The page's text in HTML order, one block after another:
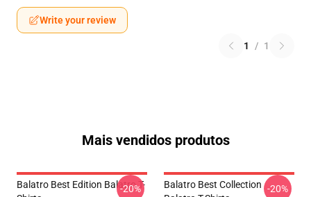
Write your review
1 / 1
Mais vendidos produtos
Balatro Best Edition Balatro T-
-20%
Balatro Best Collection -20%